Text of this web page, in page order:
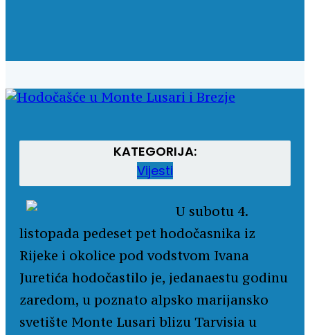
KATEGORIJA:
Vijesti
U subotu 4.
listopada pedeset pet hodočasnika iz
Rijeke i okolice pod vodstvom Ivana
Juretića hodočastilo je, jedanaestu godinu
zaredom, u poznato alpsko marijansko
svetište Monte Lusari blizu Tarvisia u